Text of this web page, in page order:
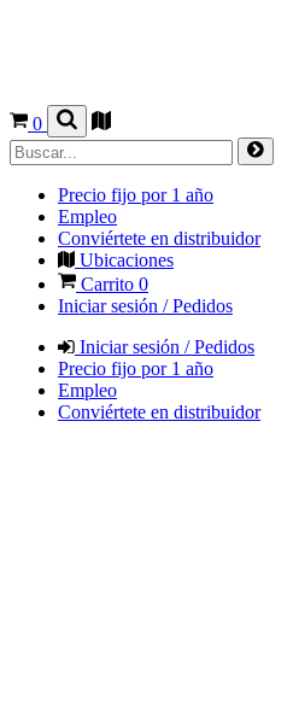
0
Precio fijo por 1 año
Empleo
Conviértete en distribuidor
Ubicaciones
Carrito 0
Iniciar sesión / Pedidos
Iniciar sesión / Pedidos
Precio fijo por 1 año
Empleo
Conviértete en distribuidor